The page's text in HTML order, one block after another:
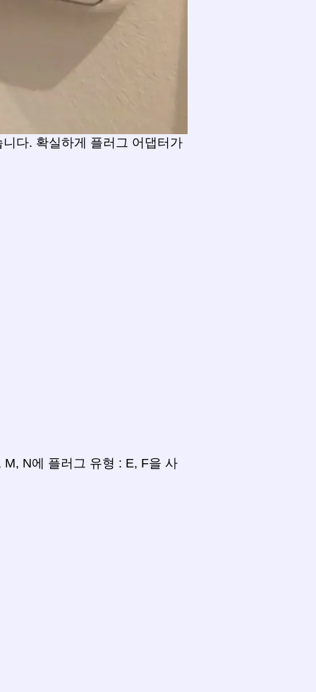
다. 확실하게 플러그 어댑터가
N에 플러그 유형 : E, F을 사